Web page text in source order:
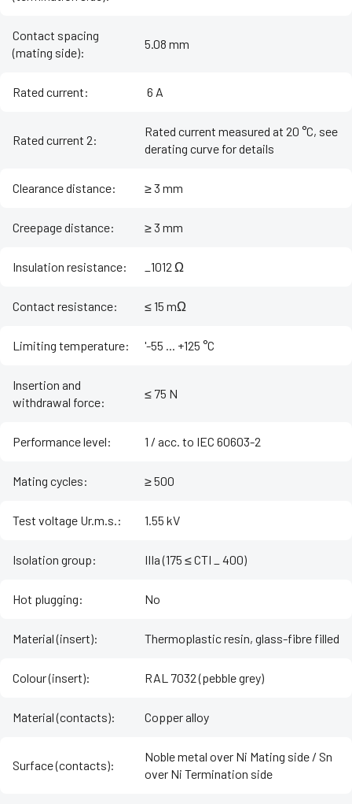
Contact spacing
(mating side):
5.08 mm
Rated current: ‌ 6 A
Rated current 2:
Rated current measured at 20 °C, see
derating curve for details
Clearance distance: ≥ 3 mm
Creepage distance: ≥ 3 mm
Insulation resistance: _1012 Ω
Contact resistance: ≤ 15 mΩ
Limiting temperature: '-55 ... +125 °C
Insertion and
withdrawal force:
≤ 75 N
Performance level: 1 / acc. to IEC 60603-2
Mating cycles: ≥ 500
Test voltage Ur.m.s.: 1.55 kV
Isolation group: IIIa (175 ≤ CTI _ 400)
Hot plugging: No
Material (insert): Thermoplastic resin, glass-fibre filled
Colour (insert): RAL 7032 (pebble grey)
Material (contacts): Copper alloy
Surface (contacts):
Noble metal over Ni Mating side / Sn
over Ni Termination side